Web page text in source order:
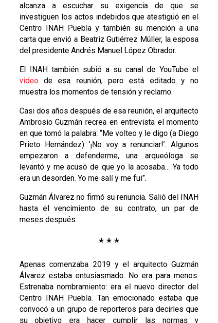
alcanza a escuchar su exigencia de que se
investiguen los actos indebidos que atestigüó en el
Centro INAH Puebla y también su mención a una
carta que envió a Beatriz Gutiérrez Müller, la esposa
del presidente Andrés Manuel López Obrador.
El INAH también subió a su canal de YouTube el
videode esa reunión, pero está editado y no
muestra los momentos de tensión y reclamo.
Casi dos años después de esa reunión, el arquitecto
Ambrosio Guzmán recrea en entrevista el momento
en que tomó la palabra: “Me volteo y le digo (a Diego
Prieto Hernández) ‘¡No voy a renunciar!’. Algunos
empezaron a defenderme, una arqueóloga se
levantó y me acusó de que yo la acosaba… Ya todo
era un desorden. Yo me salí y me fui”.
Guzmán Álvarez no firmó su renuncia. Salió del INAH
hasta el vencimiento de su contrato, un par de
meses después.
* * *
Apenas comenzaba 2019 y el arquitecto Guzmán
Álvarez estaba entusiasmado. No era para menos.
Estrenaba nombramiento: era el nuevo director del
Centro INAH Puebla. Tan emocionado estaba que
convocó a un grupo de reporteros para decirles que
su objetivo era hacer cumplir las normas y